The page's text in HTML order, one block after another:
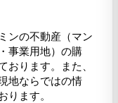
ンの不動産（マン
事業用地）の購
おります。また、
地ならではの情
ります。